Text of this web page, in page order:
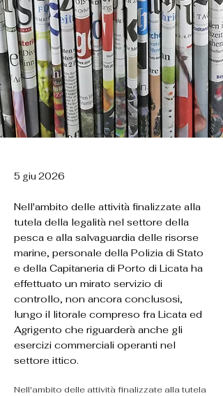
5 giu 2026
Nell'ambito delle attività finalizzate alla
tutela della legalità nel settore della
pesca e alla salvaguardia delle risorse
marine, personale della Polizia di Stato
e della Capitaneria di Porto di Licata ha
effettuato un mirato servizio di
controllo, non ancora conclusosi,
lungo il litorale compreso fra Licata ed
Agrigento che riguarderà anche gli
esercizi commerciali operanti nel
settore ittico.
Nell'ambito delle attività finalizzate alla tutela